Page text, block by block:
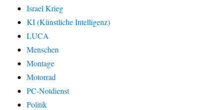
Israel Krieg
KI (Künstliche Intelligenz)
LUCA
Menschen
Montage
Motorrad
PC-Notdienst
Politik